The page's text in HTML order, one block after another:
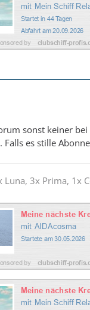
sonst keiner
es stille
Luna, 3x Prima, 1x